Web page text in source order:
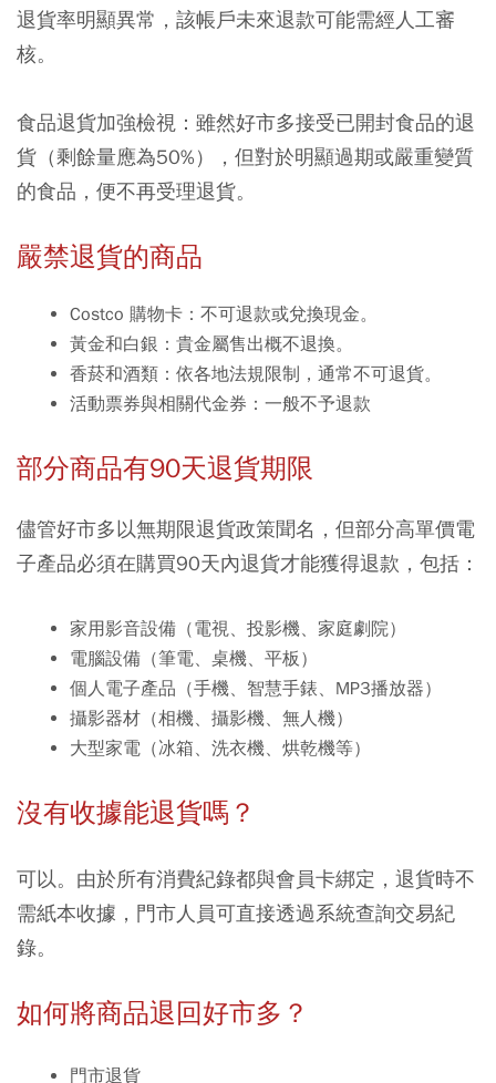
退貨率明顯異常，該帳戶未來退款可能需經人工審
核。
食品退貨加強檢視 ：雖然好市多接受已開封食品的退
貨（剩餘量應為50%），但對於明顯過期或嚴重變質
的食品，便不再受理退貨。
嚴禁退貨的商品
Costco 購物卡：不可退款或兌換現金。
黃金和白銀：貴金屬售出概不退換。
香菸和酒類：依各地法規限制，通常不可退貨。
活動票券與相關代金券：一般不予退款
部分商品有90天退貨期限
儘管好市多以無期限退貨政策聞名，但部分高單價電
子產品必須在購買90天內退貨才能獲得退款，包括：
家用影音設備（電視、投影機、家庭劇院）
電腦設備（筆電、桌機、平板）
個人電子產品（手機、智慧手錶、MP3播放器）
攝影器材（相機、攝影機、無人機）
大型家電（冰箱、洗衣機、烘乾機等）
沒有收據能退貨嗎？
可以。由於所有消費紀錄都與會員卡綁定，退貨時不
需紙本收據，門市人員可直接透過系統查詢交易紀
錄。
如何將商品退回好市多？
門市退貨